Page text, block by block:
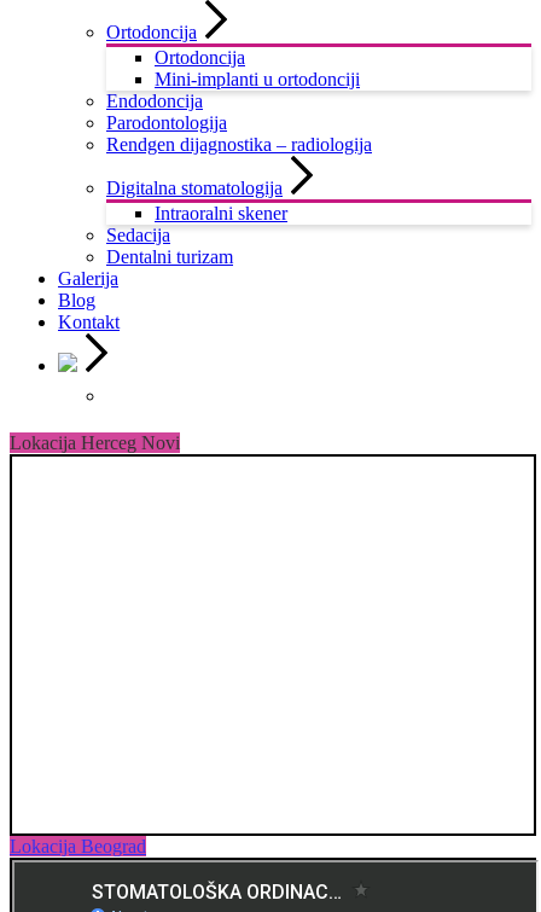
Ortodoncija
Ortodoncija
Mini-implanti u ortodonciji
Endodoncija
Parodontologija
Rendgen dijagnostika – radiologija
Digitalna stomatologija
Intraoralni skener
Sedacija
Dentalni turizam
Galerija
Blog
Kontakt
Lokacija Herceg Novi
Lokacija Beograd